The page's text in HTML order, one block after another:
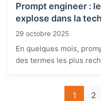
Prompt engineer :
explose dans la
29 octobre 2025
En quelques mois,
des termes les plus
1 2